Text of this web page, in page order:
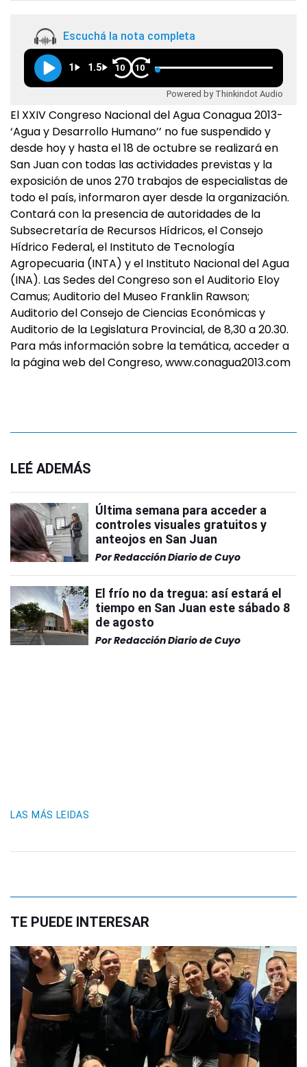
Escuchá la nota completa
1 1.5 10 10
Powered by Thinkindot Audio
El XXIV Congreso Nacional del Agua Conagua 2013-
‘Agua y Desarrollo Humano’’ no fue suspendido y
desde hoy y hasta el 18 de octubre se realizará en
San Juan con todas las actividades previstas y la
exposición de unos 270 trabajos de especialistas de
todo el país, informaron ayer desde la organización.
Contará con la presencia de autoridades de la
Subsecretaría de Recursos Hídricos, el Consejo
Hídrico Federal, el Instituto de Tecnología
Agropecuaria (INTA) y el Instituto Nacional del Agua
(INA). Las Sedes del Congreso son el Auditorio Eloy
Camus; Auditorio del Museo Franklin Rawson;
Auditorio del Consejo de Ciencias Económicas y
Auditorio de la Legislatura Provincial, de 8,30 a 20.30.
Para más información sobre la temática, acceder a
la página web del Congreso, www.conagua2013.com
LEÉ ADEMÁS
Última semana para acceder a
controles visuales gratuitos y
anteojos en San Juan
PorRedacción Diario de Cuyo
El frío no da tregua: así estará el
tiempo en San Juan este sábado 8
de agosto
PorRedacción Diario de Cuyo
LAS MÁS LEIDAS
TE PUEDE INTERESAR